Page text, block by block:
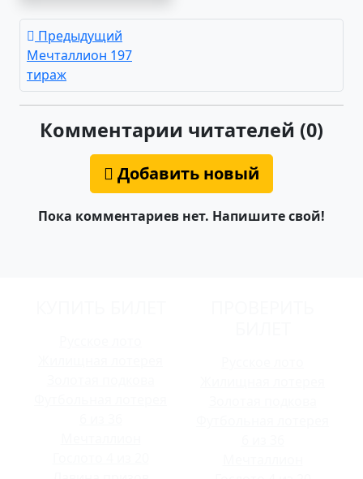
Предыдущий
Мечталлион 197
тираж
Комментарии читателей (0)
Добавить новый
Пока комментариев нет. Напишите свой!